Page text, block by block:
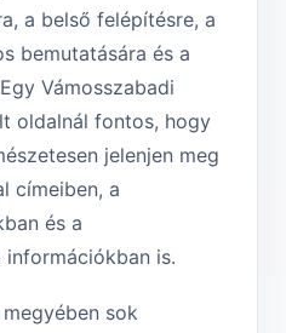
a belső felépítésre, a
bemutatására és a
Vámosszabadi
oldalnál fontos, hogy
jelenjen meg
címeiben, a
és a
is.
sok